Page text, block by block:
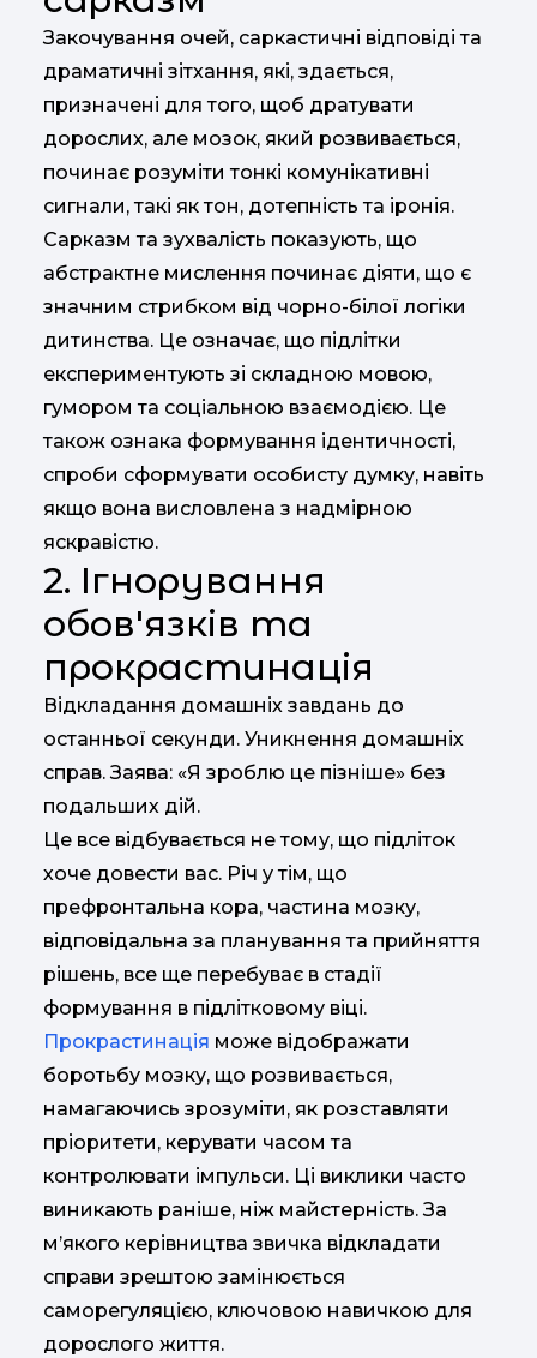
Закочування очей, саркастичні відповіді та
драматичні зітхання, які, здається,
призначені для того, щоб дратувати
дорослих, але мозок, який розвивається,
починає розуміти тонкі комунікативні
сигнали, такі як тон, дотепність та іронія.
Сарказм та зухвалість показують, що
абстрактне мислення починає діяти, що є
значним стрибком від чорно-білої логіки
дитинства. Це означає, що підлітки
експериментують зі складною мовою,
гумором та соціальною взаємодією. Це
також ознака формування ідентичності,
спроби сформувати особисту думку, навіть
якщо вона висловлена ​​з надмірною
яскравістю.
2. Ігнорування
обов'язків та
прокрастинація
Відкладання домашніх завдань до
останньої секунди. Уникнення домашніх
справ. Заява: «Я зроблю це пізніше» без
подальших дій.
Це все відбувається не тому, що підліток
хоче довести вас. Річ у тім, що
префронтальна кора, частина мозку,
відповідальна за планування та прийняття
рішень, все ще перебуває в стадії
формування в підлітковому віці.
Прокрастинація може відображати
боротьбу мозку, що розвивається,
намагаючись зрозуміти, як розставляти
пріоритети, керувати часом та
контролювати імпульси. Ці виклики часто
виникають раніше, ніж майстерність. За
м’якого керівництва звичка відкладати
справи зрештою замінюється
саморегуляцією, ключовою навичкою для
дорослого життя.